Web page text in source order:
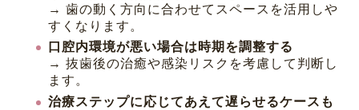
→ 歯の動く方向に合わせてスペースを活用しや
すくなります。
口腔内環境が悪い場合は時期を調整する
→ 抜歯後の治癒や感染リスクを考慮して判断し
ます。
治療ステップに応じてあえて遅らせるケースも